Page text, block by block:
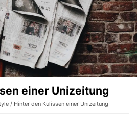
einer Unizeitung
/ Hinter den Kulissen einer Unizeitung